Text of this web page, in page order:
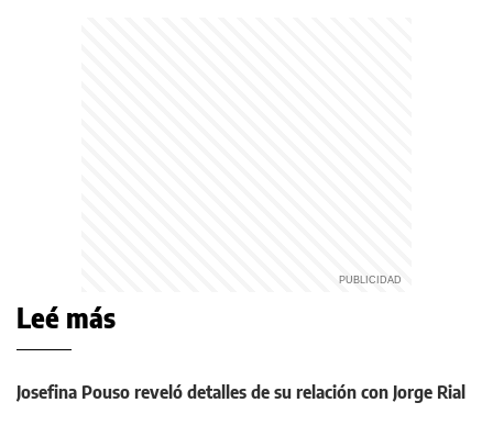
Leé más
Josefina Pouso reveló detalles de su relación con Jorge Rial